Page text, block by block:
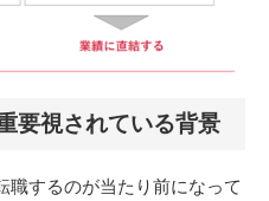
要視されている背景
職するのが当たり前になって